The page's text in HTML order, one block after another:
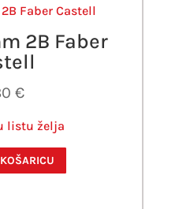
2B Faber
€
listu želja